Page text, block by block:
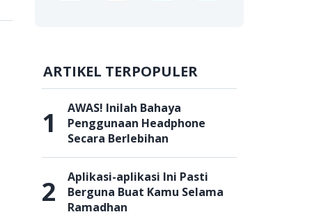
ARTIKEL TERPOPULER
1
AWAS! Inilah Bahaya
Penggunaan Headphone
Secara Berlebihan
2
Aplikasi-aplikasi Ini Pasti
Berguna Buat Kamu Selama
Ramadhan